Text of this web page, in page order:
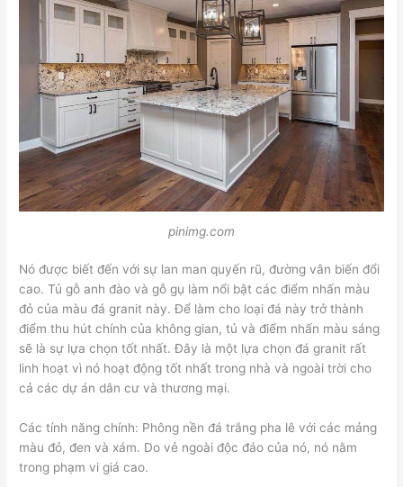
pinimg.com
Nó được biết đến với sự lan man quyến rũ, đường vân biến đổi
cao. Tủ gỗ anh đào và gỗ gụ làm nổi bật các điểm nhấn màu
đỏ của màu đá granit này. Để làm cho loại đá này trở thành
điểm thu hút chính của không gian, tủ và điểm nhấn màu sáng
sẽ là sự lựa chọn tốt nhất. Đây là một lựa chọn đá granit rất
linh hoạt vì nó hoạt động tốt nhất trong nhà và ngoài trời cho
cả các dự án dân cư và thương mại.
Các tính năng chính: Phông nền đá trắng pha lê với các mảng
màu đỏ, đen và xám. Do vẻ ngoài độc đáo của nó, nó nằm
trong phạm vi giá cao.